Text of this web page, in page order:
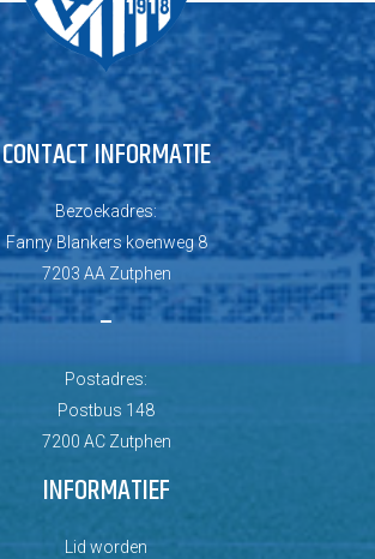
CONTACT INFORMATIE
Bezoekadres:
Fanny Blankers koenweg 8
7203 AA Zutphen
–
Postadres:
Postbus 148
7200 AC Zutphen
INFORMATIEF
Lid worden